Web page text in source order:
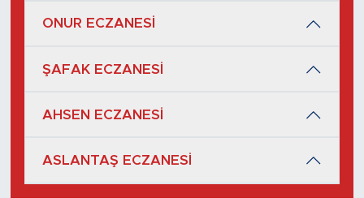
ONUR ECZANESİ
ŞAFAK ECZANESİ
AHSEN ECZANESİ
ASLANTAŞ ECZANESİ